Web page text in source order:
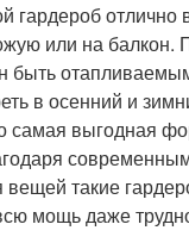
гардероб отлично
или на балкон.
быть
в осенний и
самая выгодная
вещей такие
мощь даже